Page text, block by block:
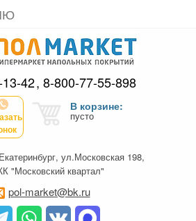
42 8-800-77-55-898
В корзине:
пусто
Екатеринбург, ул.Московская 198,
"Московский квартал"
pol-market@bk.ru